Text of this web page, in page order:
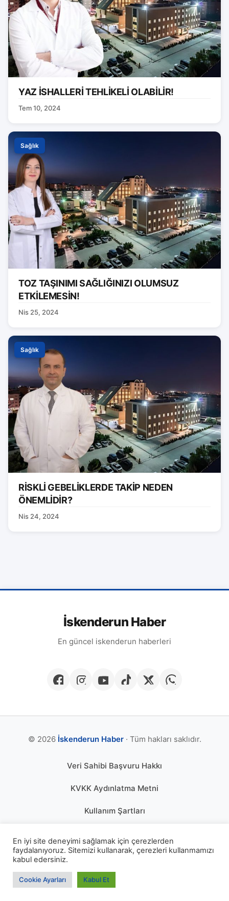
YAZ İSHALLERİ TEHLİKELİ OLABİLİR!
Tem 10, 2024
Sağlık
TOZ TAŞINIMI SAĞLIĞINIZI OLUMSUZ
ETKİLEMESİN!
Nis 25, 2024
Sağlık
RİSKLİ GEBELİKLERDE TAKİP NEDEN
ÖNEMLİDİR?
Nis 24, 2024
İskenderun Haber
En güncel iskenderun haberleri
© 2026 İskenderun Haber· Tüm hakları saklıdır.
Veri Sahibi Başvuru Hakkı
KVKK Aydınlatma Metni
Kullanım Şartları
Çerez Politikası
KÜNYE
En iyi site deneyimi sağlamak için çerezlerden
faydalanıyoruz. Sitemizi kullanarak, çerezleri kullanmamızı
kabul edersiniz.
Cookie Ayarları Kabul Et